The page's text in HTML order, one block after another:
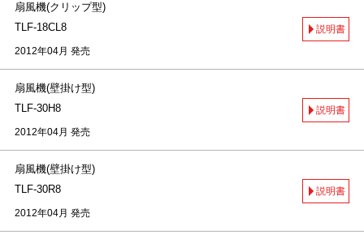
扇風機(クリップ型)
TLF-18CL8
2012年04月 発売
説明書
扇風機(壁掛け型)
TLF-30H8
2012年04月 発売
説明書
扇風機(壁掛け型)
TLF-30R8
2012年04月 発売
説明書